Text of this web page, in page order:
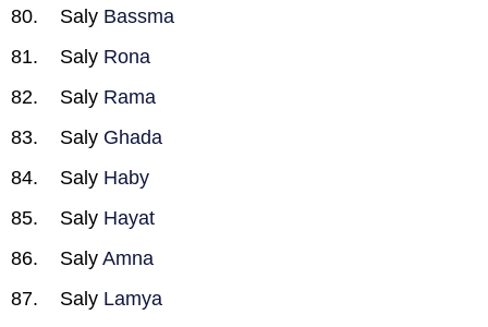
Saly Bassma
Saly Rona
Saly Rama
Saly Ghada
Saly Haby
Saly Hayat
Saly Amna
Saly Lamya